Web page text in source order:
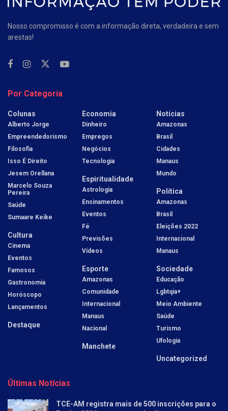
Nosso compromisso é com a informação direta, verdadeira e sem
arestas!
Por Categoria
Colunas
Alberto Jorge
Empreendedorismo
Filosofia
Isso É Direito
Jesem Orellana
Marcelo Souza
Pereira
Saúde
Sumaare Keike
Cultura
Cinema
Eventos
Famosos
Gastronomia
Horóscopo
Lançamentos
Destaque
Economia
Dinheiro
Empregos
Negócios
Tecnologia
Espiritualidade
Astrologia
Ensinamentos
Eventos
Fé
Previsões
Vídeos
Esporte
Amazonas
Comunidade
Internacional
Manaus
Nacional
Manchete
Notícias
Amazonas
Brasil
Cidades
Manaus
Mundo
Política
Amazonas
Brasil
Eleições 2022
Internacional
Manaus
Sociedade
Educação
Lgbtqia+
Meio Ambiente
Saúde
Turismo
Ufologia
Uncategorized
Últimas Notícias
TCE-AM registra mais de 500 inscrições para o